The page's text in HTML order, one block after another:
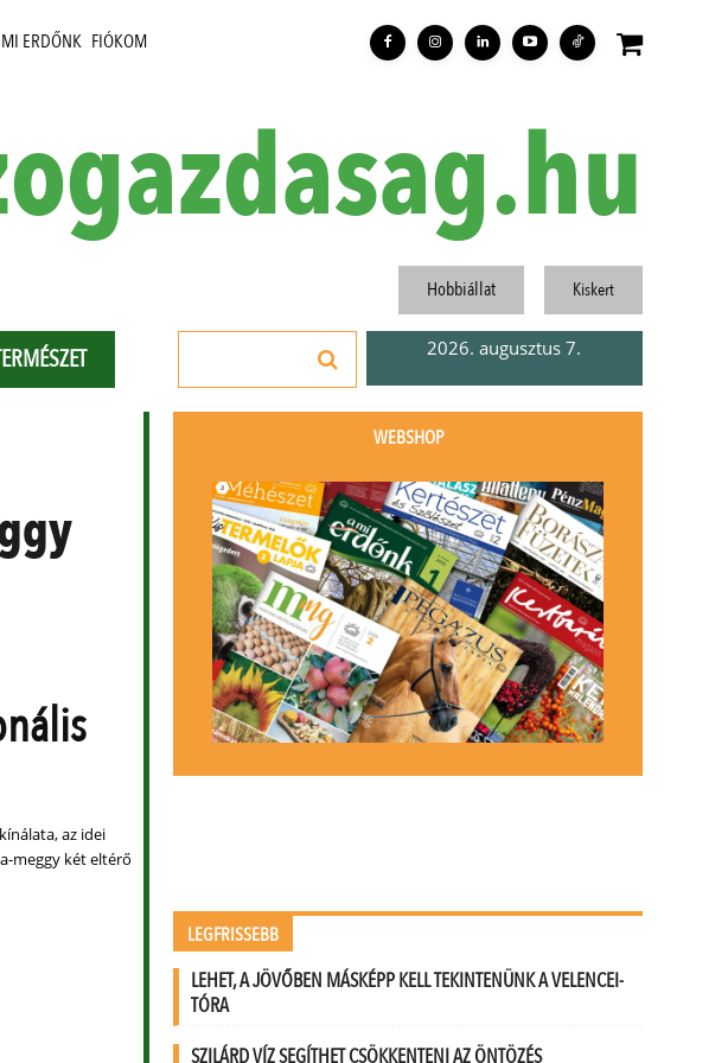
ERDŐNK FIÓKOM
Hobbiállat Kiskert
2026. augusztus 7.
az idei
meggy két eltérő
WEBSHOP
LEGFRISSEBB
LEHET, A JÖVŐBEN MÁSKÉPP KELL TEKINTENÜNK A VELENCEI-
TÓRA
SZILÁRD VÍZ SEGÍTHET CSÖKKENTENI AZ ÖNTÖZÉS